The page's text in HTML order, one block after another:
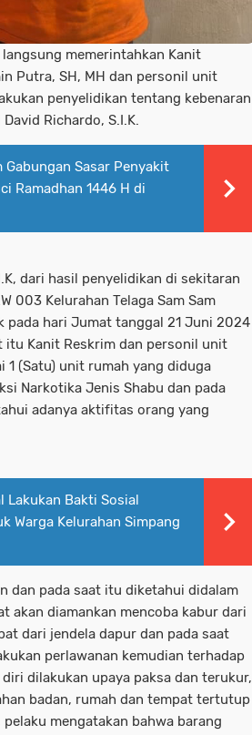
memerintahkan Kanit
Putra, SH, MH dan personil unit
penyelidikan tentang kebenaran
Richardo, S.I.K.
Gabungan Sasar Penyakit
Ramadhan 1446 H di
dari hasil penyelidikan di sekitaran
003 Kelurahan Telaga Sam Sam
pada hari Jumat tanggal 21 Juni 2024
itu Kanit Reskrim dan personil unit
1 (Satu) unit rumah yang diduga
Narkotika Jenis Shabu dan pada
adanya aktifitas orang yang
Lakukan Bakti Sosial
Warga Kelurahan Simpang
dan pada saat itu diketahui didalam
akan diamankan mencoba kabur dari
dari jendela dapur dan pada saat
perlawanan kemudian terhadap
dilakukan upaya paksa dan terukur,
badan, rumah dan tempat tertutup
mengatakan bahwa barang